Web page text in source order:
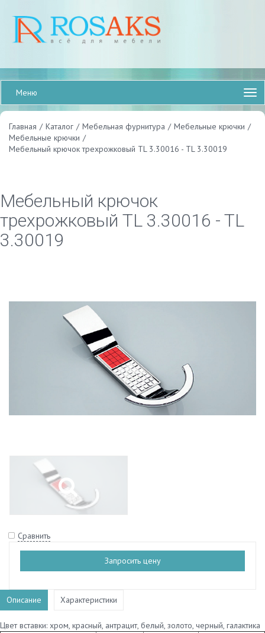
Меню
Главная / Каталог / Мебельная фурнитура / Мебельные крючки /
Мебельные крючки /
Мебельный крючок трехрожковый TL 3.30016 - TL 3.30019
Мебельный крючок
трехрожковый TL 3.30016 - TL
3.30019
Сравнить
Запросить цену
Описание Характеристики
Цвет вставки: хром, красный, антрацит, белый, золото, черный, галактика